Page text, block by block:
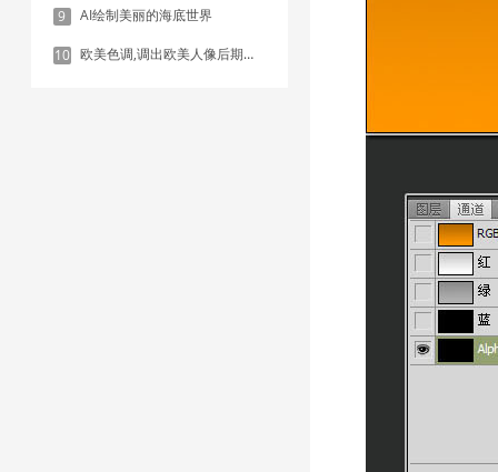
9 AI绘制美丽的海底世界
10 欧美色调,调出欧美人像后期色调实例